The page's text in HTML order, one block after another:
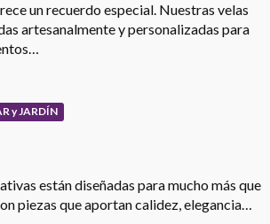
un recuerdo especial. Nuestras velas
artesanalmente y personalizadas para
y JARDÍN
están diseñadas para mucho más que
piezas que aportan calidez, elegancia…